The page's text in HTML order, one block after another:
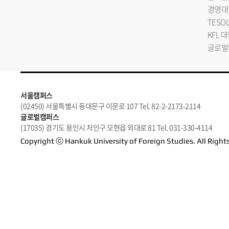
경영
KFL
글로
서울캠퍼스
(02450) 서울특별시 동대문구 이문로 107 Tel. 82-2-2173-2114
글로벌캠퍼스
(17035) 경기도 용인시 처인구 모현읍 외대로 81 Tel. 031-330-4114
Copyright ⓒ Hankuk University of Foreign Studies. All